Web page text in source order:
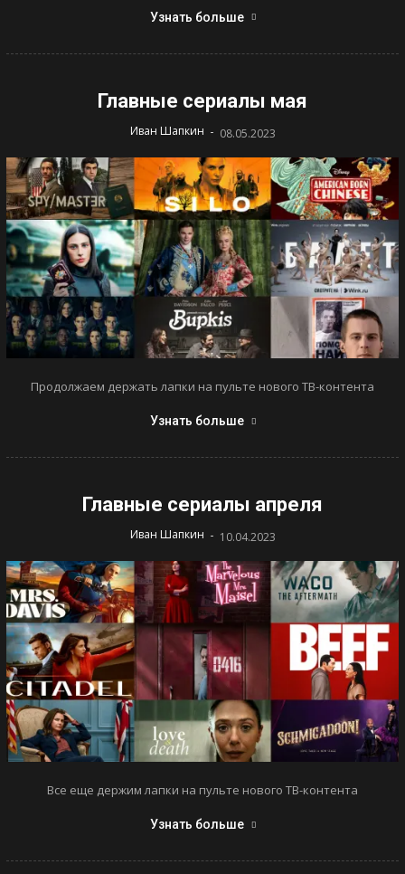
Узнать больше
Главные сериалы мая
Иван Шапкин - 08.05.2023
Продолжаем держать лапки на пульте нового ТВ-контента
Узнать больше
Главные сериалы апреля
Иван Шапкин - 10.04.2023
Все еще держим лапки на пульте нового ТВ-контента
Узнать больше